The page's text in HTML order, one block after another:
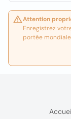
Attention
Enregistrez
portée